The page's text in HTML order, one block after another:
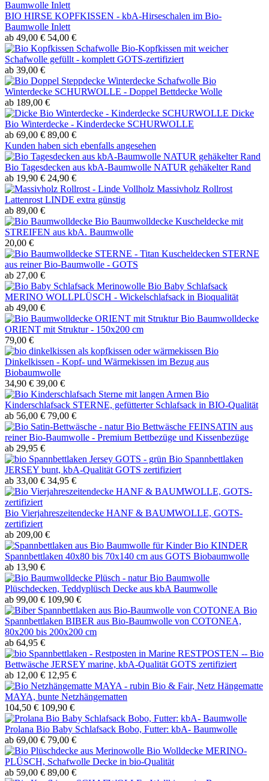
BIO HIRSE KOPFKISSEN - kbA-Hirseschalen im Bio-
Baumwolle Inlett
ab 49,00 € 54,00 €
Bio-Kopfkissen mit weicher
Schafwolle gefüllt - komplett GOTS-zertifiziert
ab 39,00 €
Bio
Winterdecke SCHURWOLLE - Doppel Bettdecke Wolle
ab 189,00 €
Dicke
Bio Winterdecke - Kinderdecke SCHURWOLLE
ab 69,00 € 89,00 €
Kunden haben sich ebenfalls angesehen
Bio Tagesdecken aus kbA-Baumwolle NATUR gehäkelter Rand
ab 19,90 € 24,90 €
Massivholz Rollrost
Lattenrost LINDE extra günstig
ab 89,00 €
Bio Baumwolldecke Kuscheldecke mit
STREIFEN aus kbA. Baumwolle
20,00 €
Kuscheldecken STERNE
aus reiner Bio-Baumwolle - GOTS
ab 27,00 €
Bio Baby Schlafsack
MERINO WOLLPLÜSCH - Wickelschlafsack in Bioqualität
ab 49,00 €
Bio Baumwolldecke
ORIENT mit Struktur - 150x200 cm
79,00 €
Bio
Dinkelkissen - Kopf- und Wärmekissen im Bezug aus
Biobaumwolle
34,90 € 39,00 €
Bio
Kinderschlafsack STERNE, gefütterter Schlafsack in BIO-Qualität
ab 56,00 € 79,00 €
Bio Bettwäsche FEINSATIN aus
reiner Bio-Baumwolle - Premium Bettbezüge und Kissenbezüge
ab 29,95 €
Bio Spannbettlaken
JERSEY bunt, kbA-Qualität GOTS zertifiziert
ab 33,00 € 34,95 €
Bio Vierjahreszeitendecke HANF & BAUMWOLLE, GOTS-
zertifiziert
ab 209,00 €
Bio KINDER
Spannbettlaken 40x80 bis 70x140 cm aus GOTS Biobaumwolle
ab 13,90 €
Bio Baumwolle
Plüschdecken, Teddyplüsch Decke aus kbA Baumwolle
ab 99,00 € 109,90 €
Bio
Spannbettlaken BIBER aus Bio-Baumwolle von COTONEA,
80x200 bis 200x200 cm
ab 64,95 €
RESTPOSTEN -- Bio
Bettwäsche JERSEY marine, kbA-Qualität GOTS zertifiziert
ab 12,00 € 12,95 €
Bio & Fair, Netz Hängematte
MAYA, bunte Netzhängematten
104,50 € 109,90 €
Prolana Bio Baby Schlafsack Bobo, Futter: kbA- Baumwolle
ab 69,00 € 79,00 €
Bio Wolldecke MERINO-
PLÜSCH, Schafwolle Decke in bio-Qualität
ab 59,00 € 89,00 €